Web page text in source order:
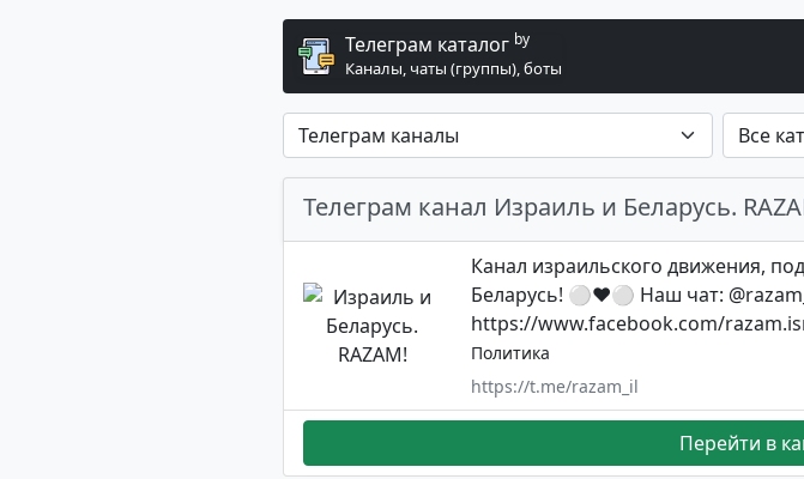
Телеграм каталог by
Каналы, чаты (группы), боты
Телеграм канал Израиль и Беларусь.
Канал израильского движения,
Беларусь! ⚪️♥️⚪️ Наш чат:
https://www.facebook.com/
Политика
https://t.me/razam_il
Перейти в